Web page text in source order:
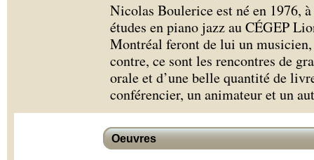
Nicolas Boulerice est né en 1976,
études en piano jazz au CÉGEP
Montréal feront de lui un
contre, ce sont les rencontres de
orale et d’une belle quantité de
conférencier, un animateur et un
Oeuvres